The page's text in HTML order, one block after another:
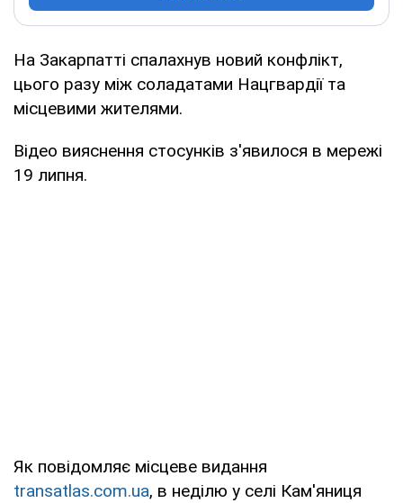
На Закарпатті спалахнув новий конфлікт,
цього разу між соладатами Нацгвардії та
місцевими жителями.
Відео вияснення стосунків з'явилося в мережі
19 липня.
Як повідомляє місцеве видання
transatlas.com.ua, в неділю у селі Кам'яниця